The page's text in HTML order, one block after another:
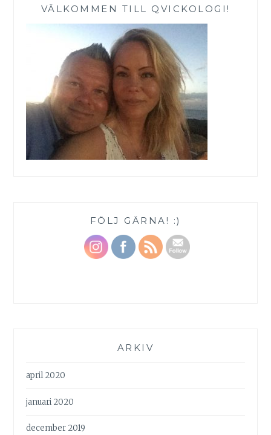
VÄLKOMMEN TILL QVICKOLOGI!
FÖLJ GÄRNA! :)
ARKIV
april 2020
januari 2020
december 2019